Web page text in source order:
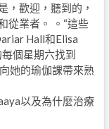
，歡迎，聽到的，
從業者。 。“這些
Hall和Elisa
個星期六找到
她的瑜伽課帶來熟
以及為什麼治療